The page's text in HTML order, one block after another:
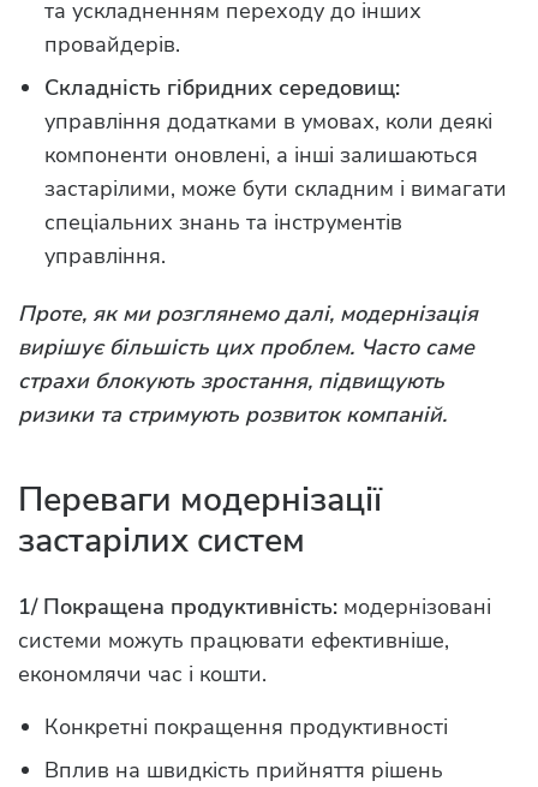
та ускладненням переходу до інших
провайдерів.
Складність гібридних середовищ:
управління додатками в умовах, коли деякі
компоненти оновлені, а інші залишаються
застарілими, може бути складним і вимагати
спеціальних знань та інструментів
управління.
Проте, як ми розглянемо далі, модернізація
вирішує більшість цих проблем. Часто саме
страхи блокують зростання, підвищують
ризики та стримують розвиток компаній.
Переваги модернізації
застарілих систем
1/ Покращена продуктивність: модернізовані
системи можуть працювати ефективніше,
економлячи час і кошти.
Конкретні покращення продуктивності
Вплив на швидкість прийняття рішень